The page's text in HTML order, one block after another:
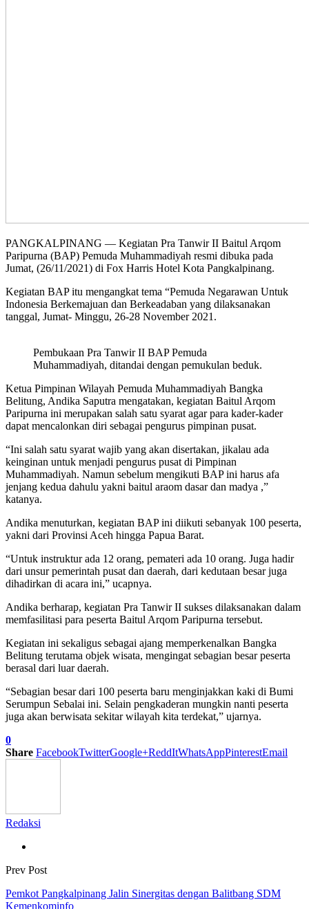
PANGKALPINANG — Kegiatan Pra Tanwir II Baitul Arqom
Paripurna (BAP) Pemuda Muhammadiyah resmi dibuka pada
Jumat, (26/11/2021) di Fox Harris Hotel Kota Pangkalpinang.
Kegiatan BAP itu mengangkat tema “Pemuda Negarawan Untuk
Indonesia Berkemajuan dan Berkeadaban yang dilaksanakan
tanggal, Jumat- Minggu, 26-28 November 2021.
Pembukaan Pra Tanwir II BAP Pemuda
Muhammadiyah, ditandai dengan pemukulan beduk.
Ketua Pimpinan Wilayah Pemuda Muhammadiyah Bangka
Belitung, Andika Saputra mengatakan, kegiatan Baitul Arqom
Paripurna ini merupakan salah satu syarat agar para kader-kader
dapat mencalonkan diri sebagai pengurus pimpinan pusat.
“Ini salah satu syarat wajib yang akan disertakan, jikalau ada
keinginan untuk menjadi pengurus pusat di Pimpinan
Muhammadiyah. Namun sebelum mengikuti BAP ini harus afa
jenjang kedua dahulu yakni baitul araom dasar dan madya ,”
katanya.
Andika menuturkan, kegiatan BAP ini diikuti sebanyak 100 peserta,
yakni dari Provinsi Aceh hingga Papua Barat.
“Untuk instruktur ada 12 orang, pemateri ada 10 orang. Juga hadir
dari unsur pemerintah pusat dan daerah, dari kedutaan besar juga
dihadirkan di acara ini,” ucapnya.
Andika berharap, kegiatan Pra Tanwir II sukses dilaksanakan dalam
memfasilitasi para peserta Baitul Arqom Paripurna tersebut.
Kegiatan ini sekaligus sebagai ajang memperkenalkan Bangka
Belitung terutama objek wisata, mengingat sebagian besar peserta
berasal dari luar daerah.
“Sebagian besar dari 100 peserta baru menginjakkan kaki di Bumi
Serumpun Sebalai ini. Selain pengkaderan mungkin nanti peserta
juga akan berwisata sekitar wilayah kita terdekat,” ujarnya.
0
Share FacebookTwitterGoogle+ReddItWhatsAppPinterestEmail
Redaksi
Prev Post
Pemkot Pangkalpinang Jalin Sinergitas dengan Balitbang SDM
Kemenkominfo